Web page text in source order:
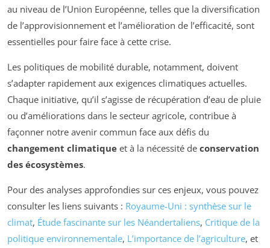
au niveau de l’Union Européenne, telles que la diversification
de l’approvisionnement et l’amélioration de l’efficacité, sont
essentielles pour faire face à cette crise.
Les politiques de mobilité durable, notamment, doivent
s’adapter rapidement aux exigences climatiques actuelles.
Chaque initiative, qu’il s’agisse de récupération d’eau de pluie
ou d’améliorations dans le secteur agricole, contribue à
façonner notre avenir commun face aux défis du
changement climatique et à la nécessité de conservation
des écosystèmes.
Pour des analyses approfondies sur ces enjeux, vous pouvez
consulter les liens suivants : Royaume-Uni : synthèse sur le
climat, Étude fascinante sur les Néandertaliens, Critique de la
politique environnementale, L’importance de l’agriculture, et